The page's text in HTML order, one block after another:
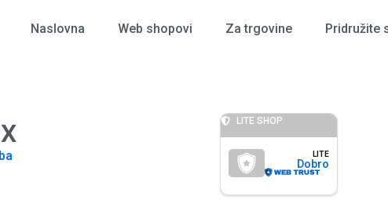
Naslovna Web shopovi Za trgovine Pridružite
LITE SHOP
LITE
Dobro